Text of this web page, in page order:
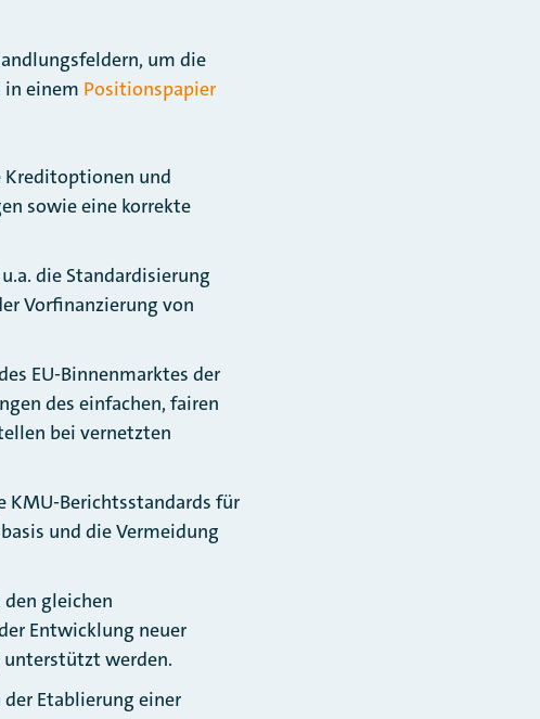
um die
in einem Positionspapier
Kreditoptionen und
sowie eine korrekte
die Standardisierung
Vorfinanzierung von
EU-Binnenmarktes der
des einfachen, fairen
bei vernetzten
Berichtsstandards für
und die Vermeidung
gleichen
Entwicklung neuer
unterstützt werden.
der Etablierung einer